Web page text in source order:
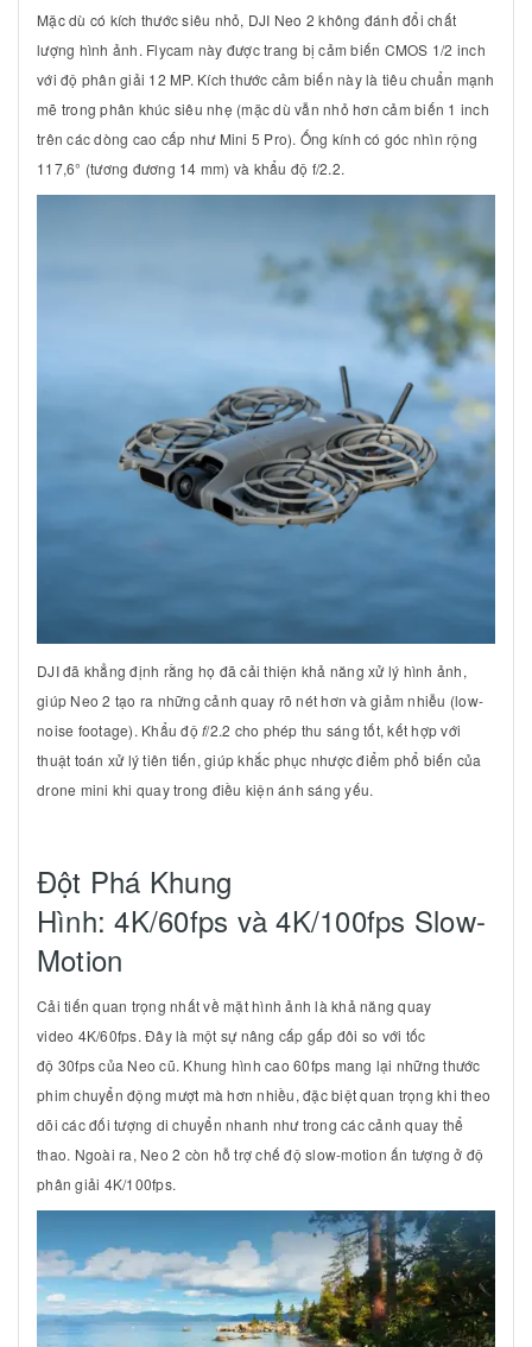
Mặc dù có kích thước siêu nhỏ, DJI Neo 2 không đánh đổi chất
lượng hình ảnh. Flycam này được trang bị cảm biến CMOS 1/2 inch
với độ phân giải 12 MP. Kích thước cảm biến này là tiêu chuẩn mạnh
mẽ trong phân khúc siêu nhẹ (mặc dù vẫn nhỏ hơn cảm biến 1 inch
trên các dòng cao cấp như Mini 5 Pro). Ống kính có góc nhìn rộng
117,6° (tương đương 14 mm) và khẩu độ f/2.2.
DJI đã khẳng định rằng họ đã cải thiện khả năng xử lý hình ảnh,
giúp Neo 2 tạo ra những cảnh quay rõ nét hơn và giảm nhiễu (low-
noise footage). Khẩu độ f/2.2 cho phép thu sáng tốt, kết hợp với
thuật toán xử lý tiên tiến, giúp khắc phục nhược điểm phổ biến của
drone mini khi quay trong điều kiện ánh sáng yếu.
Đột Phá Khung
Hình: 4K/60fps và 4K/100fps Slow-
Motion
Cải tiến quan trọng nhất về mặt hình ảnh là khả năng quay
video 4K/60fps. Đây là một sự nâng cấp gấp đôi so với tốc
độ 30fpscủa Neo cũ. Khung hình cao 60fps mang lại những thước
phim chuyển động mượt mà hơn nhiều, đặc biệt quan trọng khi theo
dõi các đối tượng di chuyển nhanh như trong các cảnh quay thể
thao. Ngoài ra, Neo 2 còn hỗ trợ chế độ slow-motion ấn tượng ở độ
phân giải 4K/100fps.